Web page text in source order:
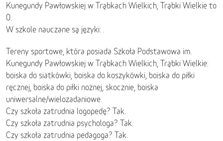
Kunegundy Pawłowskiej w Trąbkach Wielkich, Trąbki Wielkie to
0.
W szkole nauczane są języki: .
Tereny sportowe, która posiada Szkoła Podstawowa im.
Kunegundy Pawłowskiej w Trąbkach Wielkich, Trąbki Wielkie:
boiska do siatkówki, boiska do koszykówki, boiska do piłki
ręcznej, boiska do piłki nożnej, skocznie, boiska
uniwersalne/wielozadaniowe.
Czy szkoła zatrudnia logopedę? Tak.
Czy szkoła zatrudnia psychologa? Tak.
Czy szkoła zatrudnia pedagoga? Tak.